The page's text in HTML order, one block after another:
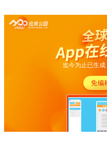
迄今为止已生成